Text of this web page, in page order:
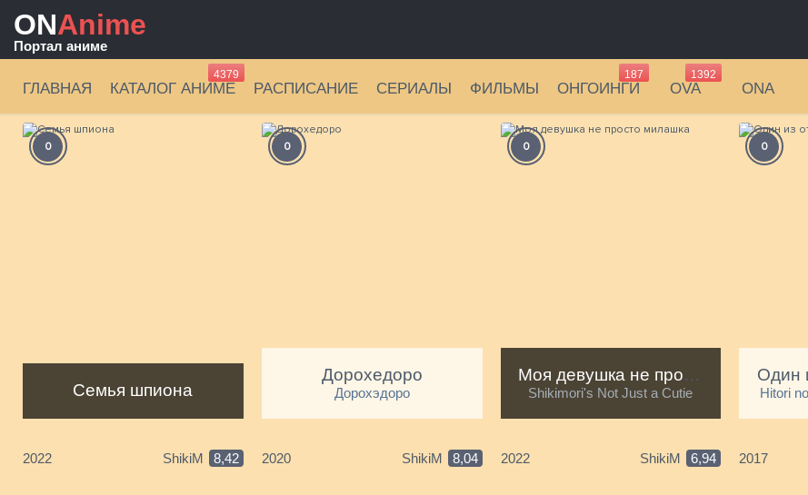
0
Семья шпиона
2022 ShikiM 8,42
0
Дорохедоро
Дорохэдоро
2020 ShikiM 8,04
0
Моя девушка не просто милашка
Shikimori's Not Just a Cutie
2022 ShikiM 6,94
0
Hitori
2017
ONAnime
Портал аниме
ГЛАВНАЯ КАТАЛОГ АНИМЕ
4379
РАСПИСАНИЕ СЕРИАЛЫ ФИЛЬМЫ ОНГОИНГИ
187
OVA
1392
ONA